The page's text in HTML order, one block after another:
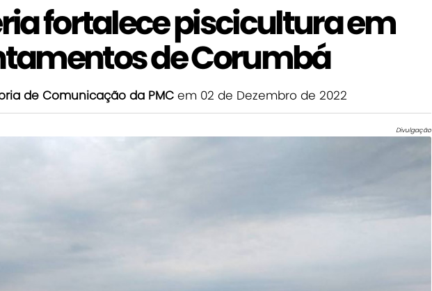
fortalece piscicultura em
de Corumbá
de Comunicação da PMC em 02 de Dezembro de 2022
Divulgação